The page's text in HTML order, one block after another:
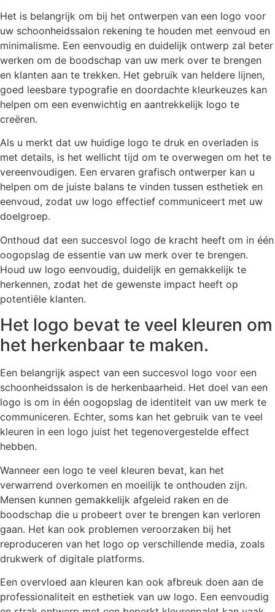
Het is belangrijk om bij het ontwerpen van een logo voor
uw schoonheidssalon rekening te houden met eenvoud en
minimalisme. Een eenvoudig en duidelijk ontwerp zal beter
werken om de boodschap van uw merk over te brengen
en klanten aan te trekken. Het gebruik van heldere lijnen,
goed leesbare typografie en doordachte kleurkeuzes kan
helpen om een evenwichtig en aantrekkelijk logo te
creëren.
Als u merkt dat uw huidige logo te druk en overladen is
met details, is het wellicht tijd om te overwegen om het te
vereenvoudigen. Een ervaren grafisch ontwerper kan u
helpen om de juiste balans te vinden tussen esthetiek en
eenvoud, zodat uw logo effectief communiceert met uw
doelgroep.
Onthoud dat een succesvol logo de kracht heeft om in één
oogopslag de essentie van uw merk over te brengen.
Houd uw logo eenvoudig, duidelijk en gemakkelijk te
herkennen, zodat het de gewenste impact heeft op
potentiële klanten.
Het logo bevat te veel kleuren om
het herkenbaar te maken.
Een belangrijk aspect van een succesvol logo voor een
schoonheidssalon is de herkenbaarheid. Het doel van een
logo is om in één oogopslag de identiteit van uw merk te
communiceren. Echter, soms kan het gebruik van te veel
kleuren in een logo juist het tegenovergestelde effect
hebben.
Wanneer een logo te veel kleuren bevat, kan het
verwarrend overkomen en moeilijk te onthouden zijn.
Mensen kunnen gemakkelijk afgeleid raken en de
boodschap die u probeert over te brengen kan verloren
gaan. Het kan ook problemen veroorzaken bij het
reproduceren van het logo op verschillende media, zoals
drukwerk of digitale platforms.
Een overvloed aan kleuren kan ook afbreuk doen aan de
professionaliteit en esthetiek van uw logo. Een eenvoudig